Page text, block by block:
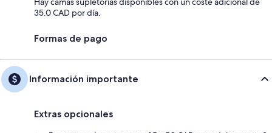
35.0 CAD por día.
Formas de pago
Información importante
Extras opcionales